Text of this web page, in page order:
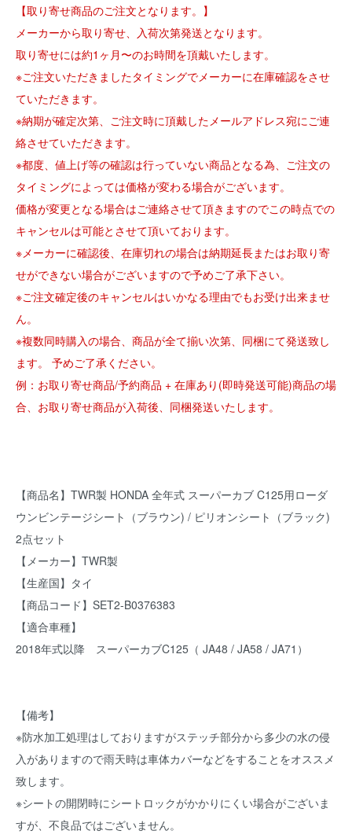
【取り寄せ商品のご注文となります。】
メーカーから取り寄せ、入荷次第発送となります。
取り寄せには約1ヶ月〜のお時間を頂戴いたします。
※ご注文いただきましたタイミングでメーカーに在庫確認をさせ
ていただきます。
※納期が確定次第、ご注文時に頂戴したメールアドレス宛にご連
絡させていただきます。
※都度、値上げ等の確認は行っていない商品となる為、ご注文の
タイミングによっては価格が変わる場合がございます。
価格が変更となる場合はご連絡させて頂きますのでこの時点での
キャンセルは可能とさせて頂いております。
※メーカーに確認後、在庫切れの場合は納期延長またはお取り寄
せができない場合がございますので予めご了承下さい。
※ご注文確定後のキャンセルはいかなる理由でもお受け出来ませ
ん。
※複数同時購入の場合、商品が全て揃い次第、同梱にて発送致し
ます。 予めご了承ください。
例：お取り寄せ商品/予約商品 + 在庫あり(即時発送可能)商品の場
合、お取り寄せ商品が入荷後、同梱発送いたします。
【商品名】TWR製 HONDA 全年式 スーパーカブ C125用ローダ
ウンビンテージシート（ブラウン) / ピリオンシート（ブラック)
2点セット
【メーカー】TWR製
【生産国】タイ
【商品コード】SET2-B0376383
【適合車種】
2018年式以降 スーパーカブC125（ JA48 / JA58 / JA71）
【備考】
※防水加工処理はしておりますがステッチ部分から多少の水の侵
入がありますので雨天時は車体カバーなどをすることをオススメ
致します。
※シートの開閉時にシートロックがかかりにくい場合がございま
すが、不良品ではございません。